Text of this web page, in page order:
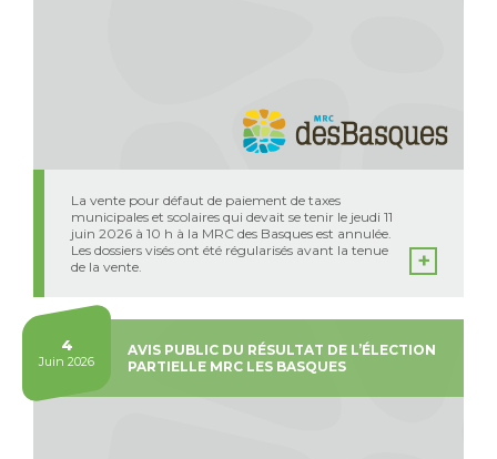
La vente pour défaut de paiement de taxes
municipales et scolaires qui devait se tenir le jeudi 11
juin 2026 à 10 h à la MRC des Basques est annulée.
Les dossiers visés ont été régularisés avant la tenue
de la vente.
AVIS PUBLIC DU RÉSULTAT DE L’ÉLECTION
PARTIELLE MRC LES BASQUES
4
Juin 2026